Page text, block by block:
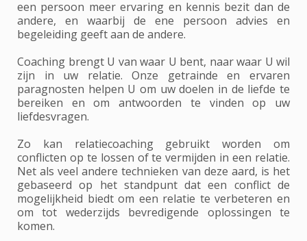
een persoon meer ervaring en kennis bezit dan de
andere, en waarbij de ene persoon advies en
begeleiding geeft aan de andere.
Coaching brengt U van waar U bent, naar waar U wil
zijn in uw relatie. Onze getrainde en ervaren
paragnosten helpen U om uw doelen in de liefde te
bereiken en om antwoorden te vinden op uw
liefdesvragen.
Zo kan relatiecoaching gebruikt worden om
conflicten op te lossen of te vermijden in een relatie.
Net als veel andere technieken van deze aard, is het
gebaseerd op het standpunt dat een conflict de
mogelijkheid biedt om een relatie te verbeteren en
om tot wederzijds bevredigende oplossingen te
komen.